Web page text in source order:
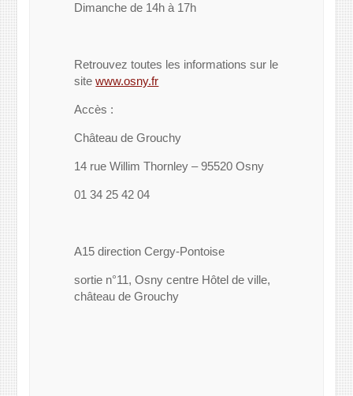
Dimanche de 14h à 17h
Retrouvez toutes les informations sur le
sitewww.osny.fr
Accès :
Château de Grouchy
14 rue Willim Thornley – 95520 Osny
01 34 25 42 04
A15 direction Cergy-Pontoise
sortie n°11, Osny centre Hôtel de ville,
château de Grouchy